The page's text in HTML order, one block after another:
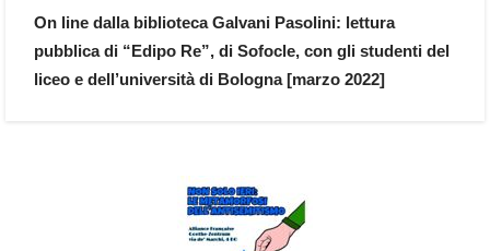
On line dalla biblioteca Galvani Pasolini: lettura
pubblica di “Edipo Re”, di Sofocle, con gli studenti del
liceo e dell’università di Bologna [marzo 2022]